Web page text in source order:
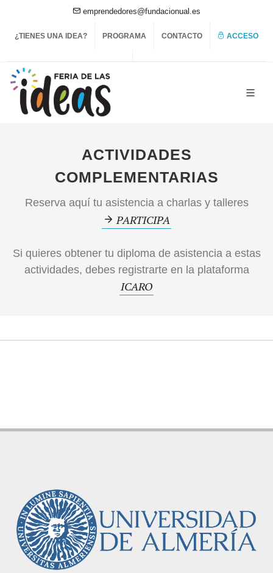
emprendedores@fundacionual.es
¿TIENES UNA IDEA? PROGRAMA CONTACTO ACCESO
ACTIVIDADES
COMPLEMENTARIAS
Reserva aquí tu asistencia a charlas y talleres
PARTICIPA
Si quieres obtener tu diploma de asistenciaa estas
actividades, debes registrarte en la plataforma
ICARO